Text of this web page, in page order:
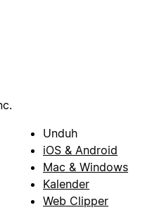
Unduh
iOS & Android
Mac & Windows
Kalender
Web Clipper